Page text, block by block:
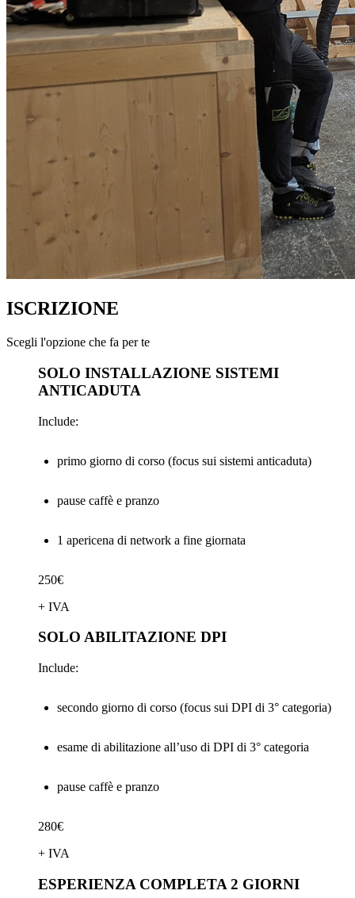
ISCRIZIONE
Scegli l'opzione che fa per te
SOLO INSTALLAZIONE SISTEMI
ANTICADUTA
Include:
primo giorno di corso (focus sui sistemi anticaduta)
pause caffè e pranzo
1 apericena di network a fine giornata
250€
+ IVA
SOLO ABILITAZIONE DPI
Include:
secondo giorno di corso (focus sui DPI di 3° categoria)
esame di abilitazione all’uso di DPI di 3° categoria
pause caffè e pranzo
280€
+ IVA
ESPERIENZA COMPLETA 2 GIORNI